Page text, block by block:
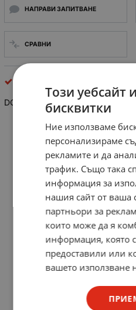
НАПРАВИ ЗАПИТВАНЕ
СРАВНИ
DC кабел DeTech за APPLE
Този уебсайт
бисквитки
Ние използваме
персонализираме
рекламите и да
трафик. Също така
информация за
нашия сайт от ваша
партньори за
които може да я
информация, която
предоставили или
вашето използване